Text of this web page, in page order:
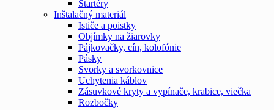
Štartéry
Inštalačný materiál
Ističe a poistky
Objímky na žiarovky
Pájkovačky, cín, kolofónie
Pásky
Svorky a svorkovnice
Uchytenia káblov
Zásuvkové kryty a vypínače, krabice, viečka
Rozbočky